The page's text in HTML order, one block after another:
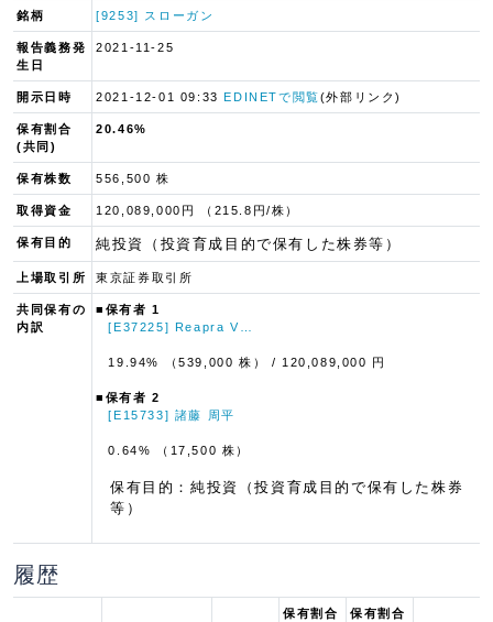
銘柄 [9253] スローガン
報告義務発
生日
2021-11-25
開示日時 2021-12-01 09:33EDINETで閲覧(外部リンク)
保有割合
(共同)
20.46%
保有株数 556,500 株
取得資金 120,089,000円 （215.8円/株）
保有目的 純投資（投資育成目的で保有した株券等）
上場取引所 東京証券取引所
共同保有の
内訳
■保有者 1
[E37225] Reapra V…
19.94% （539,000 株） / 120,089,000 円
■保有者 2
[E15733] 諸藤 周平
0.64% （17,500 株）
保有目的：純投資（投資育成目的で保有した株券
等）
履歴
保有割合
保有割合